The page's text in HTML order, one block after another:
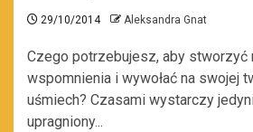
29/10/2014 Aleksandra Gnat
Czego potrzebujesz, aby stworzyć
wspomnienia i wywołać na swojej
uśmiech? Czasami wystarczy
upragniony...